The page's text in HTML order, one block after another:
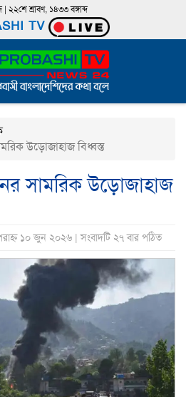
২২শে শ্রাবণ, ১৪৩৩ বঙ্গাব্দ
TV
উড়োজাহাজ বিধ্বস্ত
সামরিক উড়োজাহাজ
১০ জুন ২০২৬ | সংবাদটি ২৭ বার পঠিত